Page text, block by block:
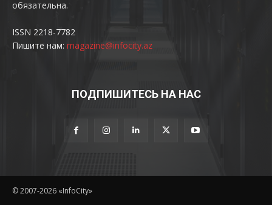
обязательна.
ISSN 2218-7782
Пишите нам: magazine@infocity.az
ПОДПИШИТЕСЬ НА НАС
© 2007-2026 «InfoCity»